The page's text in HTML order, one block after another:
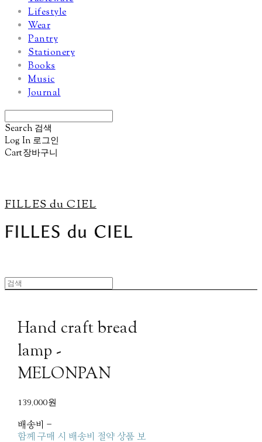
Lifestyle
Wear
Pantry
Stationery
Books
Music
Journal
Search 검색
Log In 로그인
Cart장바구니
FILLES du CIEL
Hand craft bread
lamp -
MELONPAN
139,000원
배송비 -
함께 구매 시 배송비 절약 상품 보